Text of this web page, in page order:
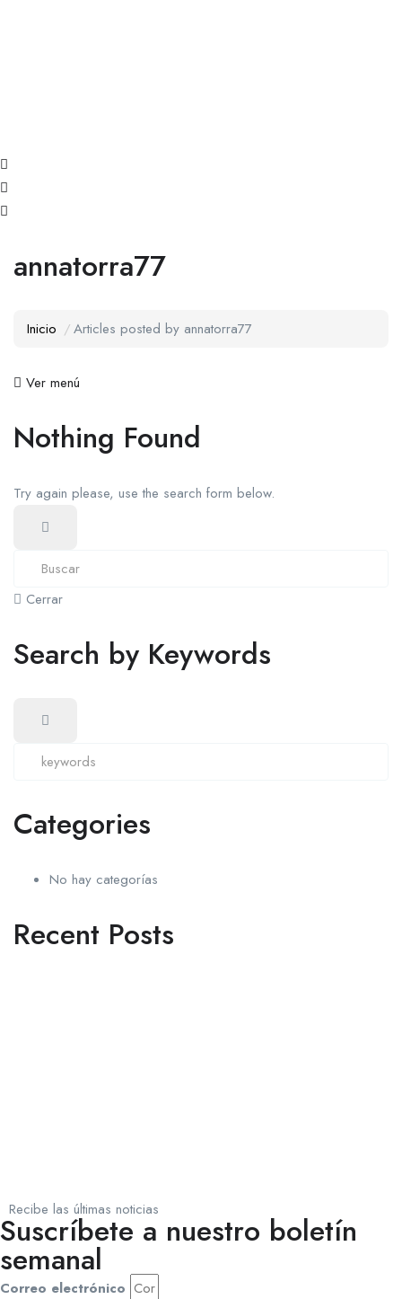
annatorra77
Inicio Articles posted by annatorra77
Ver menú
Nothing Found
Try again please, use the search form below.
Cerrar
Search by Keywords
Categories
No hay categorías
Recent Posts
Recibe las últimas noticias
Suscríbete a nuestro boletín
semanal
Correo electrónico